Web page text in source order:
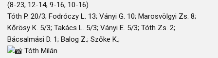
(8-23, 12-14, 9-16, 10-16)
Tóth P. 20/3; Fodróczy L. 13; Ványi G. 10; Marosvölgyi Zs. 8;
Kőrösy K. 5/3; Takács L. 5/3; Ványi E. 5/3; Tóth Zs. 2;
Bácsalmási D. 1; Balog Z.; Szőke K.;
Tóth Milán